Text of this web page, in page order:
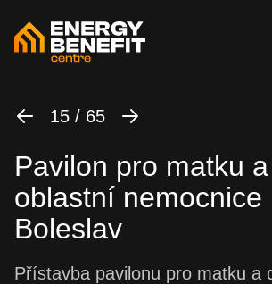
15 / 65
Pavilon pro matku
oblastní nemocnice
Boleslav
Přístavba pavilonu pro matku a